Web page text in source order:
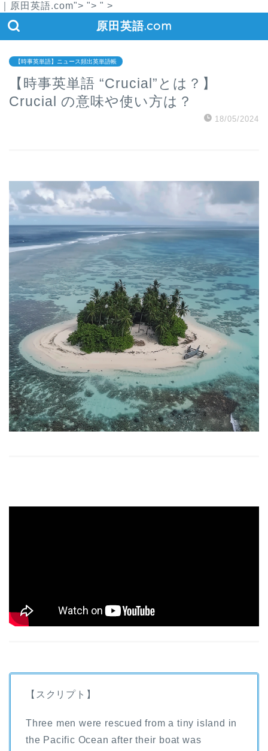
｜原田英語.com"> "> " >
原田英語.com
【時事英単語】ニュース頻出英単語帳
【時事英単語 “Crucial”とは？】
Crucial の意味や使い方は？
18/05/2024
【スクリプト】
Three men were rescued from a tiny island in
the Pacific Ocean after their boat was